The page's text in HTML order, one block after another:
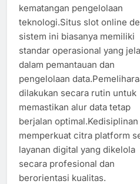
kematangan pengelolaan
teknologi.Situs slot online
sistem ini biasanya memiliki
standar operasional yang
dalam pemantauan dan
pengelolaan
dilakukan secara rutin untuk
memastikan alur data tetap
berjalan
memperkuat citra platform
layanan digital yang dikelola
secara profesional dan
berorientasi kualitas.